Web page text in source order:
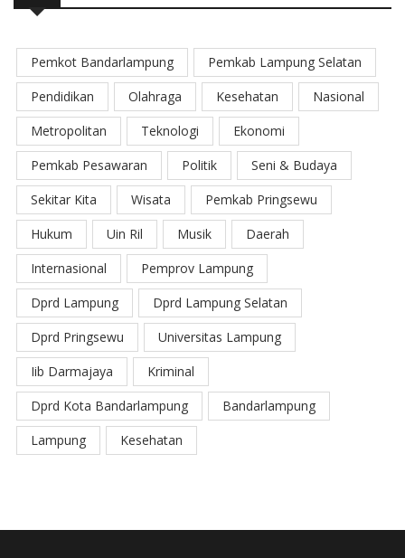
Pemkot Bandarlampung
Pemkab Lampung Selatan
Pendidikan
Olahraga Kesehatan
Nasional
Metropolitan
Teknologi
Ekonomi
Pemkab Pesawaran
Politik
Seni & Budaya
Sekitar Kita
Wisata
Pemkab Pringsewu
Hukum
Uin Ril Musik
Daerah
Internasional
Pemprov Lampung
Dprd Lampung
Dprd Lampung Selatan
Dprd Pringsewu
Universitas Lampung
Iib Darmajaya
Kriminal
Dprd Kota Bandarlampung
Bandarlampung
Lampung
Kesehatan